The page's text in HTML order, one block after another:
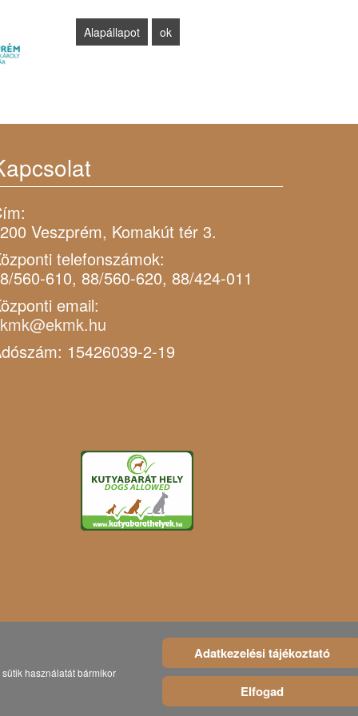
Veszprém, Komakút tér 3.
telefonszámok:
560-610, 88/560-620, 88/424-011
email:
15426039-2-19
használatát bármikor
Adatkezelési tájékoztató
Elfogad